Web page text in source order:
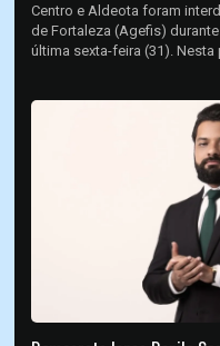
Centro e Aldeota foram
de Fortaleza (Agefis)
última sexta-feira (31).